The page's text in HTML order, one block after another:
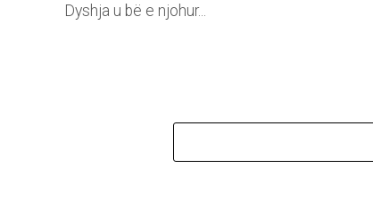
Dyshja u bë e njohur...